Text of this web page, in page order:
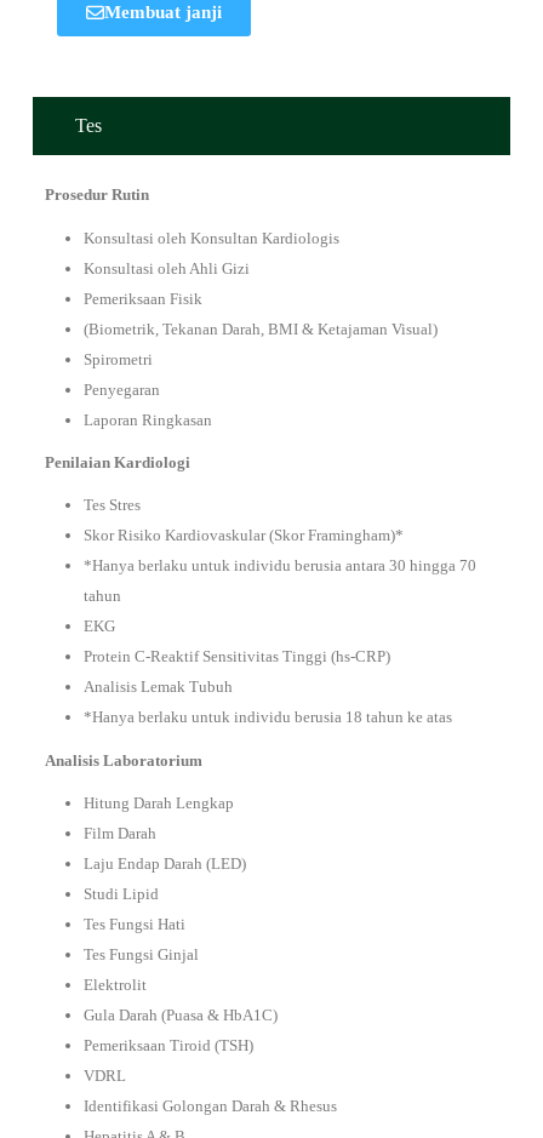
Membuat janji
Tes
Prosedur Rutin
Konsultasi oleh Konsultan Kardiologis
Konsultasi oleh Ahli Gizi
Pemeriksaan Fisik
(Biometrik, Tekanan Darah, BMI & Ketajaman Visual)
Spirometri
Penyegaran
Laporan Ringkasan
Penilaian Kardiologi
Tes Stres
Skor Risiko Kardiovaskular (Skor Framingham)*
*Hanya berlaku untuk individu berusia antara 30 hingga 70
tahun
EKG
Protein C-Reaktif Sensitivitas Tinggi (hs-CRP)
Analisis Lemak Tubuh
*Hanya berlaku untuk individu berusia 18 tahun ke atas
Analisis Laboratorium
Hitung Darah Lengkap
Film Darah
Laju Endap Darah (LED)
Studi Lipid
Tes Fungsi Hati
Tes Fungsi Ginjal
Elektrolit
Gula Darah (Puasa & HbA1C)
Pemeriksaan Tiroid (TSH)
VDRL
Identifikasi Golongan Darah & Rhesus